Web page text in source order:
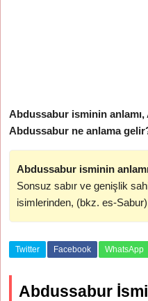
Abdussabur isminin
Abdussabur ne anlama
Abdussabur isminin
Sonsuz sabır ve genişlik
isimlerinden, (bkz. es-Sabur)
Twitter Facebook WhatsApp
Abdussabur